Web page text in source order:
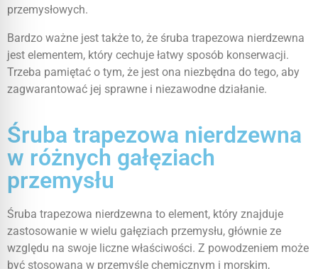
przemysłowych.
Bardzo ważne jest także to, że śruba trapezowa nierdzewna
jest elementem, który cechuje łatwy sposób konserwacji.
Trzeba pamiętać o tym, że jest ona niezbędna do tego, aby
zagwarantować jej sprawne i niezawodne działanie.
Śruba trapezowa nierdzewna
w różnych gałęziach
przemysłu
Śruba trapezowa nierdzewna to element, który znajduje
zastosowanie w wielu gałęziach przemysłu, głównie ze
względu na swoje liczne właściwości. Z powodzeniem może
być stosowana w przemyśle chemicznym i morskim,